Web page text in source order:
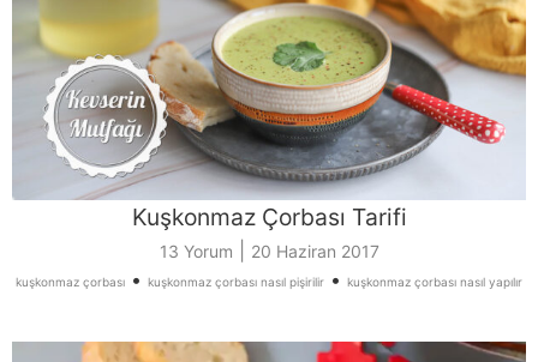
Kuşkonmaz Çorbası Tarifi
13 Yorum 20 Haziran 2017
kuşkonmaz çorbası • kuşkonmaz çorbası nasıl pişirilir • kuşkonmaz çorbası nasıl yapılır